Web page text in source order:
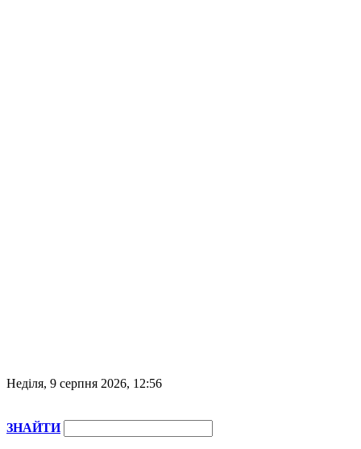
Неділя, 9 серпня 2026, 12:56
ЗНАЙТИ